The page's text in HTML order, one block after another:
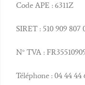
Code APE : 6311Z
SIRET : 510 909 807
N° TVA :
Téléphone : 04 44 44